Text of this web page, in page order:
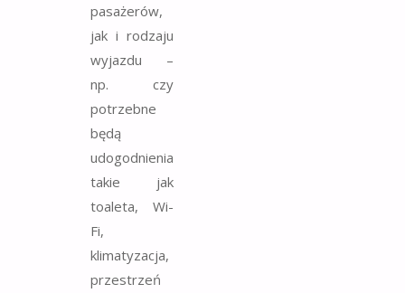
pasażerów,
jak i rodzaju
wyjazdu –
np. czy
potrzebne
będą
udogodnienia
takie jak
toaleta, Wi-
Fi,
klimatyzacja,
przestrzeń